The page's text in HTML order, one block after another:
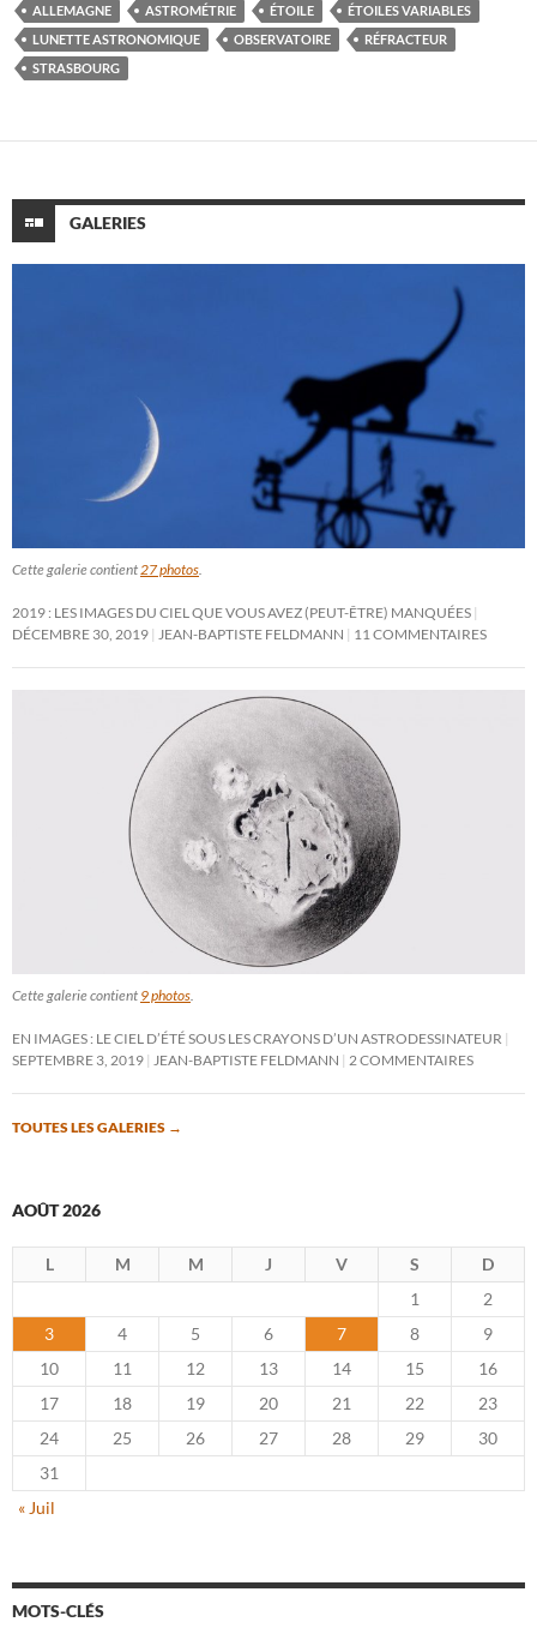
ALLEMAGNE ASTROMÉTRIE ÉTOILE
ÉTOILES VARIABLES
LUNETTE ASTRONOMIQUE
OBSERVATOIRE
RÉFRACTEUR
STRASBOURG
GALERIES
Cette galerie contient27 photos.
2019 : LES IMAGES DU CIEL QUE VOUS AVEZ (PEUT-ÊTRE) MANQUÉES
DÉCEMBRE 30, 2019 JEAN-BAPTISTE FELDMANN 11 COMMENTAIRES
Cette galerie contient 9 photos.
EN IMAGES : LE CIEL D’ÉTÉ SOUS LES CRAYONS D’UN ASTRODESSINATEUR
SEPTEMBRE 3, 2019 JEAN-BAPTISTE FELDMANN 2 COMMENTAIRES
TOUTES LES GALERIES →
AOÛT 2026
L M M J V S
D
1
2
3
4 5 6 7 8
9
10
11 12 13 14 15
16
17
18 19 20 21 22
23
24
25 26 27 28 29
30
31
« Juil
MOTS-CLÉS